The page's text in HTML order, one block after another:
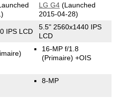
LG G4(Launched
2015-04-28)
IPS LCD
5.5" 2560x1440 IPS
LCD
16-MP f/1.8
(Primaire) +OIS
8-MP